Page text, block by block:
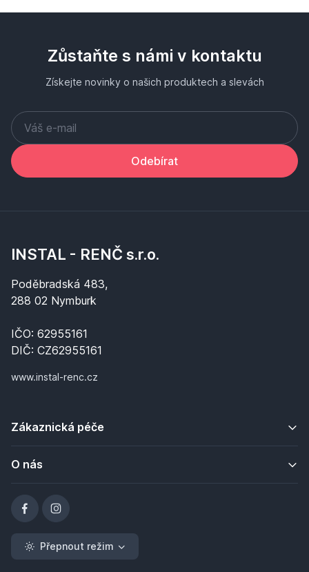
Zůstaňte s námi v kontaktu
Získejte novinky o našich produktech a slevách
Odebírat
INSTAL - RENČ s.r.o.
Poděbradská 483,
288 02 Nymburk
IČO: 62955161
DIČ: CZ62955161
www.instal-renc.cz
Zákaznická péče
O nás
Přepnout režim